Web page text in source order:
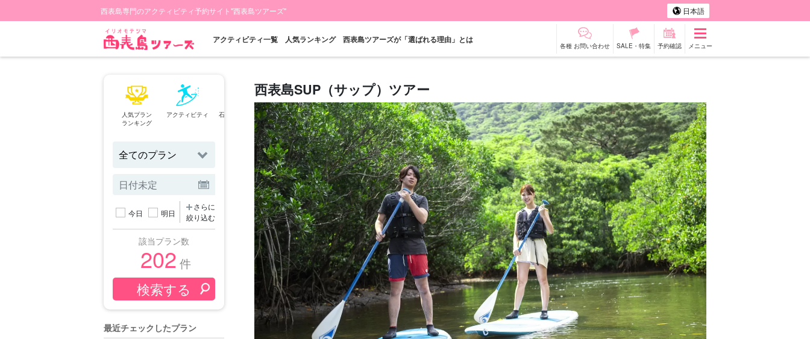
西表島専門のアクティビティ予約サイト"西表島ツアーズ" 日本語
アクティビティ一覧 人気ランキング 西表島ツアーズが「選ばれる理由」とは
各種 お問い合わせ SALE・特集 予約確認 メニュー
人気プラン
ランキング
アクティビティ
石垣島⇄西表島
当日予約OK
プラン
お得な割引
セットプラン
プレミアム
厳選プラン
西表島"滝"
ツアー
バラス島ツアー レンタカー 観光ツアー
今日 明日
さらに
絞り込む
該当プラン数
202 件
最近チェックしたプラン
西表島SUP（サップ）ツアー